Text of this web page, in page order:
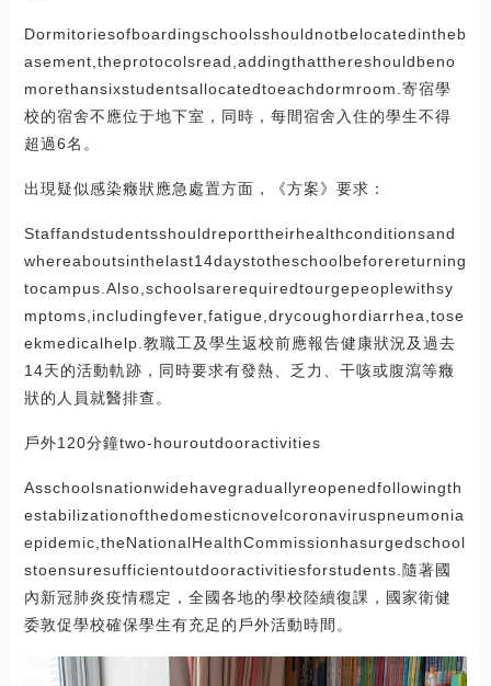
Dormitoriesofboardingschoolsshouldnotbelocatedintheb
asement,theprotocolsread,addingthatthereshouldbeno
morethansixstudentsallocatedtoeachdormroom.寄宿學
校的宿舍不應位于地下室，同時，每間宿舍入住的學生不得
超過6名。
出現疑似感染癥狀應急處置方面，《方案》要求：
Staffandstudentsshouldreporttheirhealthconditionsand
whereaboutsinthelast14daystotheschoolbeforereturning
tocampus.Also,schoolsarerequiredtourgepeoplewithsy
mptoms,includingfever,fatigue,drycoughordiarrhea,tose
ekmedicalhelp.教職工及學生返校前應報告健康狀況及過去
14天的活動軌跡，同時要求有發熱、乏力、干咳或腹瀉等癥
狀的人員就醫排查。
戶外120分鐘two-houroutdooractivities
Asschoolsnationwidehavegraduallyreopenedfollowingth
estabilizationofthedomesticnovelcoronaviruspneumonia
epidemic,theNationalHealthCommissionhasurgedschool
stoensuresufficientoutdooractivitiesforstudents.隨著國
內新冠肺炎疫情穩定，全國各地的學校陸續復課，國家衛健
委敦促學校確保學生有充足的戶外活動時間。